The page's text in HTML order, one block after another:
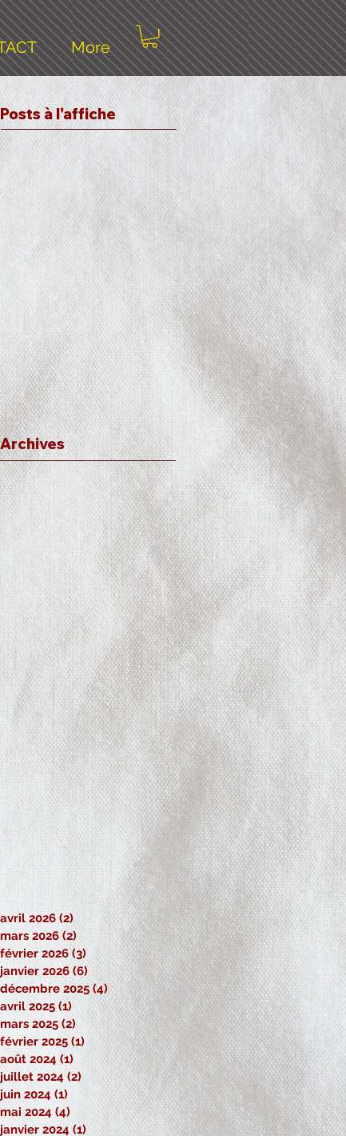
More
Posts à l'affiche
Archives
avril 2026 (2) 2 posts
mars 2026 (2) 2 posts
février 2026 (3) 3 posts
janvier 2026 (6) 6 posts
décembre 2025 (4)4 posts
avril 2025 (1) 1 post
mars 2025 (2) 2 posts
février 2025 (1) 1 post
août 2024 (1) 1 post
juillet 2024 (2) 2 posts
juin 2024 (1) 1 post
mai 2024 (4) 4 posts
janvier 2024 (1) 1 post